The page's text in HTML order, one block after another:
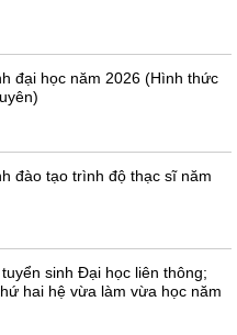
đại học năm 2026 (Hình thức
đào tạo trình độ thạc sĩ năm
sinh Đại học liên thông;
hai hệ vừa làm vừa học năm